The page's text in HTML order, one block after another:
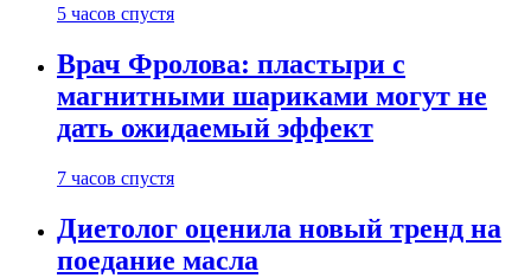
5 часов спустя
Врач Фролова: пластыри с
магнитными шариками могут не
дать ожидаемый эффект
7 часов спустя
Диетолог оценила новый тренд на
поедание масла